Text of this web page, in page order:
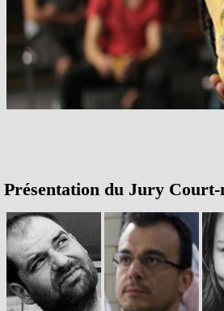
Présentation du Jury Court-